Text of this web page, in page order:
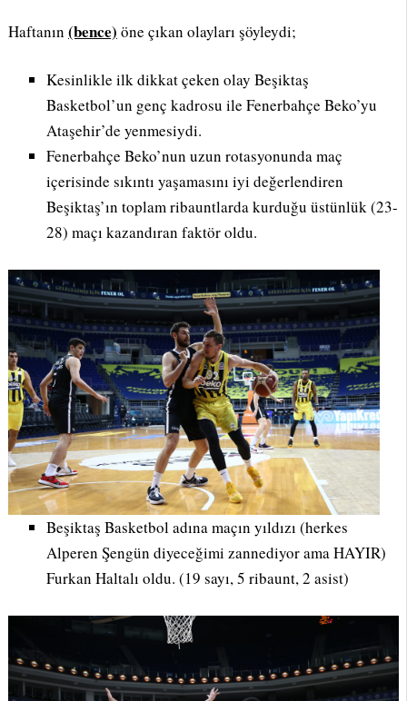
Haftanın (bence) öne çıkan olayları şöyleydi;
Kesinlikle ilk dikkat çeken olay Beşiktaş
Basketbol’un genç kadrosu ile Fenerbahçe Beko’yu
Ataşehir’de yenmesiydi.
Fenerbahçe Beko’nun uzun rotasyonunda maç
içerisinde sıkıntı yaşamasını iyi değerlendiren
Beşiktaş’ın toplam ribauntlarda kurduğu üstünlük (23-
28) maçı kazandıran faktör oldu.
Beşiktaş Basketbol adına maçın yıldızı (herkes
Alperen Şengün diyeceğimi zannediyor ama HAYIR)
Furkan Haltalı oldu. (19 sayı, 5 ribaunt, 2 asist)